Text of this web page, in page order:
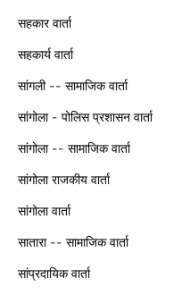
सहकार वार्ता
सहकार्य वार्ता
सांगली -- सामाजिक वार्ता
सांगोला - पोलिस प्रशासन वार्ता
सांगोला -- सामाजिक वार्ता
सांगोला राजकीय वार्ता
सांगोला वार्ता
सातारा -- सामाजिक वार्ता
सांप्रदायिक वार्ता